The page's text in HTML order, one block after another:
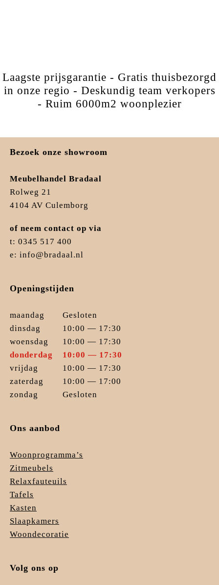
Laagste prijsgarantie - Gratis thuisbezorgd
in onze regio - Deskundig team verkopers
- Ruim 6000m2 woonplezier
Bezoek onze showroom
Meubelhandel Bradaal
Rolweg 21
4104 AV Culemborg
of neem contact op via
t: 0345 517 400
e: info@bradaal.nl
Openingstijden
maandag
Gesloten
dinsdag
10:00 — 17:30
woensdag
10:00 — 17:30
donderdag
10:00 — 17:30
vrijdag
10:00 — 17:30
zaterdag
10:00 — 17:00
zondag
Gesloten
Ons aanbod
Woonprogramma’s
Zitmeubels
Relaxfauteuils
Tafels
Kasten
Slaapkamers
Woondecoratie
Volg ons op